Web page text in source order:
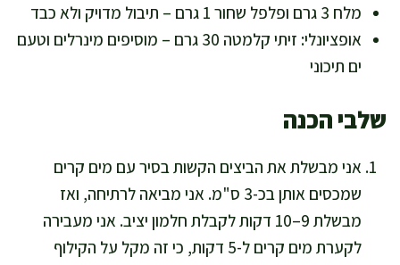
מלח 3 גרם ופלפל שחור 1 גרם – תיבול מדויק ולא כבד
אופציונלי: זיתי קלמטה 30 גרם – מוסיפים מינרלים וטעם
ים תיכוני
שלבי הכנה
אני מבשלת את הביצים הקשות בסיר עם מים קרים
שמכסים אותן בכ-3 ס"מ. אני מביאה לרתיחה, ואז
מבשלת 9–10 דקות לקבלת חלמון יציב. אני מעבירה
לקערת מים קרים ל-5 דקות, כי זה מקל על הקילוף